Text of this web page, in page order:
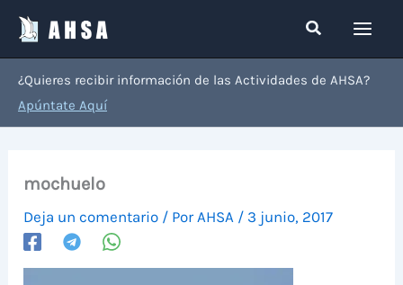
contenido
Buscar
¿Quieres recibir información de las Actividades de AHSA?
Apúntate Aquí
mochuelo
Deja un comentario / Por AHSA / 3 junio, 2017